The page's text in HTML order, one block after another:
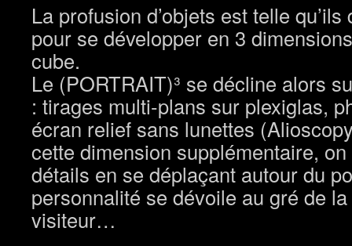
La profusion d’objets est telle
pour se développer en 3
cube.
Le (PORTRAIT)³ se décline alors
: tirages multi-plans sur plexiglas,
écran relief sans lunettes
cette dimension supplémentaire,
détails en se déplaçant autour du
personnalité se dévoile au gré de
visiteur…